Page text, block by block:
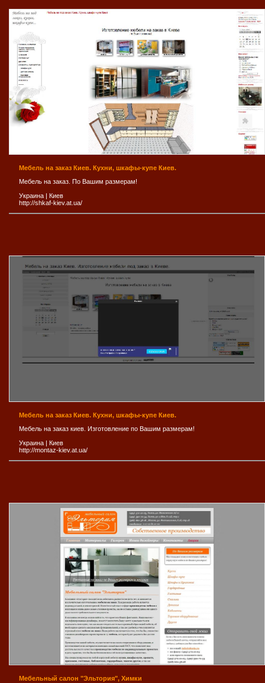
Мебель на заказ Киев. Кухни, шкафы-купе Киев.
Мебель на заказ. По Вашим размерам!
Украина
Киев
http://shkaf-kiev.at.ua/
Мебель на заказ Киев. Кухни, шкафы-купе Киев.
Мебель на заказ киев. Изготовление по Вашим размерам!
Украина
Киев
http://montaz-kiev.at.ua/
Мебельный салон "Эльтория", Химки